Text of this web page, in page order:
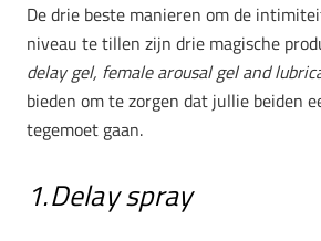
De drie beste manieren om de
niveau te tillen zijn drie magische
delay gel, female arousal gel and
bieden om te zorgen dat jullie beiden
tegemoet gaan.
1.Delay spray